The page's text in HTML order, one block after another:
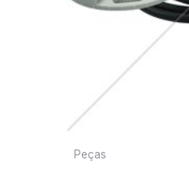
Peças